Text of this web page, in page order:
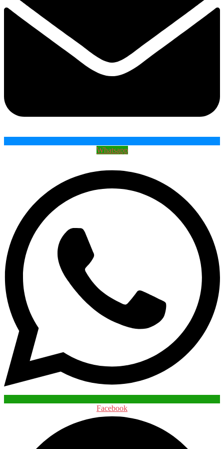
Whatsapp
Facebook